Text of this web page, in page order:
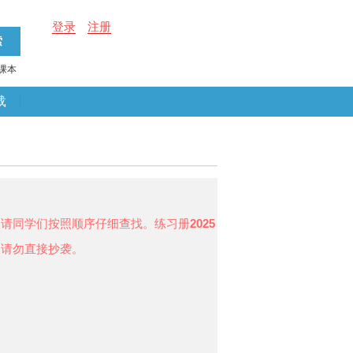
本
登录 注册
同学们按照顺序仔细查找。练习册2025
勿直接抄袭。